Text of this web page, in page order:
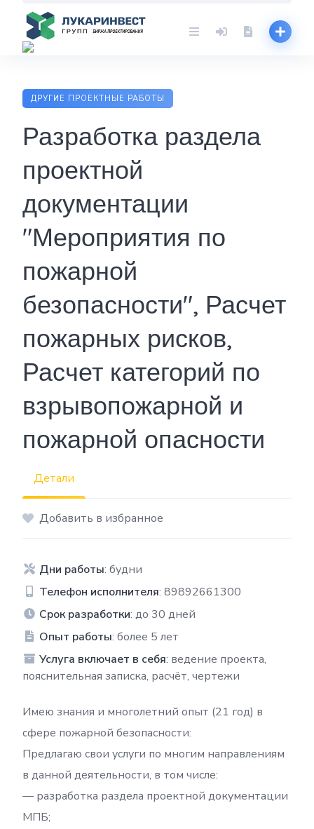
content
ДРУГИЕ ПРОЕКТНЫЕ РАБОТЫ
Разработка раздела
проектной
документации
"Мероприятия по
пожарной
безопасности", Расчет
пожарных рисков,
Расчет категорий по
взрывопожарной и
пожарной опасности
Детали
Добавить в избранное
Дни работы: будни
Телефон исполнителя: 89892661300
Срок разработки: до 30 дней
Опыт работы: более 5 лет
Услуга включает в себя: ведение проекта,
пояснительная записка, расчёт, чертежи
Имею знания и многолетний опыт (21 год) в
сфере пожарной безопасности:
Предлагаю свои услуги по многим направлениям
в данной деятельности, в том числе:
— разработка раздела проектной документации
МПБ;